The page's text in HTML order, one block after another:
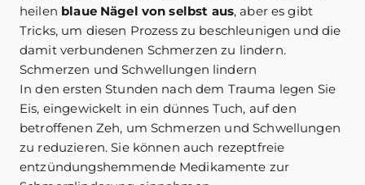
heilen blaue Nägel von selbst aus, aber es gibt
Tricks, um diesen Prozess zu beschleunigen und die
damit verbundenen Schmerzen zu lindern.
Schmerzen und Schwellungen lindern
In den ersten Stunden nach dem Trauma legen Sie
Eis, eingewickelt in ein dünnes Tuch, auf den
betroffenen Zeh, um Schmerzen und Schwellungen
zu reduzieren. Sie können auch rezeptfreie
entzündungshemmende Medikamente zur